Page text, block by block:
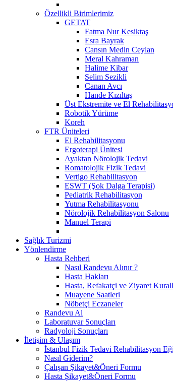
Özellikli Birimlerimiz
GETAT
Fatma Nur Kesiktaş
Esra Bayrak
Cansın Medin Ceylan
Meral Kahraman
Halime Kibar
Selim Sezikli
Canan Avcı
Hande Kızıltaş
Üst Ekstremite ve El
Robotik Yürüme
Koreh
FTR Üniteleri
El Rehabilitasyonu
Ergoterapi Ünitesi
Ayaktan Nörolojik Tedavi
Romatolojik Fizik Tedavi
Vertigo Rehabilitasyon
ESWT (Şok Dalga Terapisi)
Pediatrik Rehabilitasyon
Yutma Rehabilitasyonu
Nörolojik Rehabilitasyon Salonu
Manuel Terapi
Sağlık Turizmi
Yönlendirme
Hasta Rehberi
Nasıl Randevu Alınır ?
Hasta Hakları
Hasta, Refakatçi ve Ziyaret
Muayene Saatleri
Nöbetçi Eczaneler
Randevu Al
Laboratuvar Sonuçları
Radyoloji Sonuçları
İletişim & Ulaşım
İstanbul Fizik Tedavi Rehabilitasyon
Nasıl Giderim?
Çalışan Şikayet&Öneri Formu
Hasta Şikayet&Öneri Formu